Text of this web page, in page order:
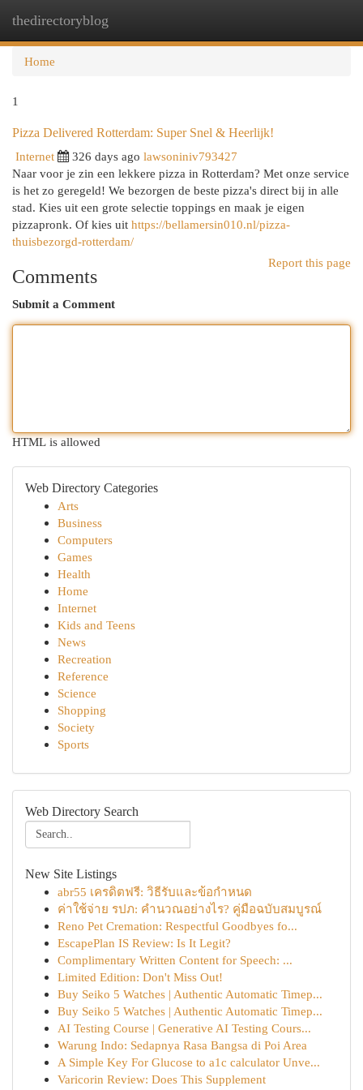
thedirectoryblog
Home
1
Pizza Delivered Rotterdam: Super Snel & Heerlijk!
Internet
326 days ago lawsoniniv793427
Naar voor je zin een lekkere pizza in Rotterdam? Met onze service
is het zo geregeld! We bezorgen de beste pizza's direct bij in alle
stad. Kies uit een grote selectie toppings en maak je eigen
pizzapronk. Of kies uit https://bellamersin010.nl/pizza-
thuisbezorgd-rotterdam/
Report this page
Comments
Submit a Comment
HTML is allowed
Web Directory Categories
Arts
Business
Computers
Games
Health
Home
Internet
Kids and Teens
News
Recreation
Reference
Science
Shopping
Society
Sports
Web Directory Search
New Site Listings
abr55 เครดิตฟรี: วิธีรับและข้อกำหนด
ค่าใช้จ่าย รปภ: คำนวณอย่างไร? คู่มือฉบับสมบูรณ์
Reno Pet Cremation: Respectful Goodbyes fo...
EscapePlan IS Review: Is It Legit?
Complimentary Written Content for Speech: ...
Limited Edition: Don't Miss Out!
Buy Seiko 5 Watches | Authentic Automatic Timep...
Buy Seiko 5 Watches | Authentic Automatic Timep...
AI Testing Course | Generative AI Testing Cours...
Warung Indo: Sedapnya Rasa Bangsa di Poi Area
A Simple Key For Glucose to a1c calculator Unve...
Varicorin Review: Does This Supplement